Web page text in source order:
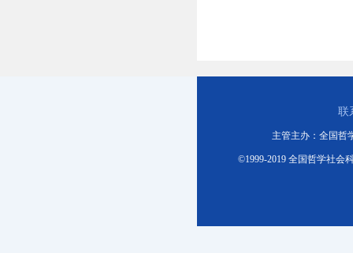
联
主管主办：全国哲
©1999-2019 全国哲学社会